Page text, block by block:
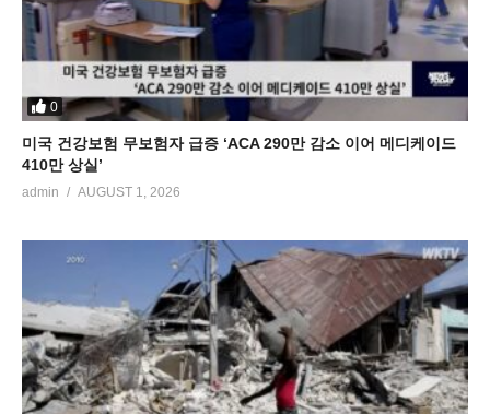
0
미국 건강보험 무보험자 급증 ‘ACA 290만 감소 이어 메디케이드
410만 상실’
admin AUGUST 1, 2026